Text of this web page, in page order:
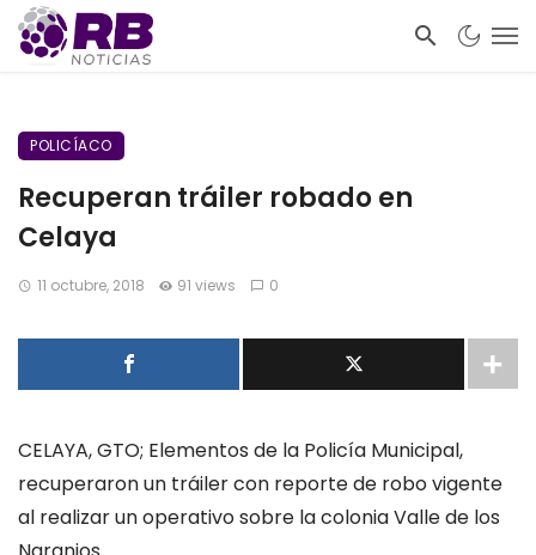
POLICÍACO
Recuperan tráiler robado en
Celaya
11 octubre, 2018 91 views 0
CELAYA, GTO; Elementos de la Policía Municipal,
recuperaron un tráiler con reporte de robo vigente
al realizar un operativo sobre la colonia Valle de los